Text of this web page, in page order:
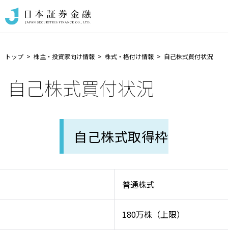
トップ 株主・投資家向け情報 株式・格付け情報 自己株式買付状況
自己株式買付状況
自己株式取得枠
普通株式
180万株（上限）